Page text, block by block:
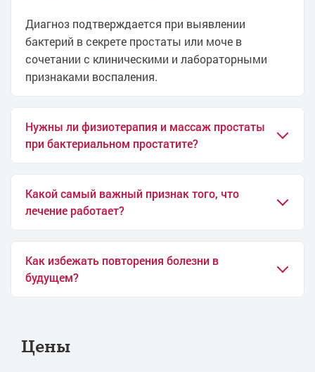
Лечение недержания мочи
Лечение недержания мочи у женщин
Лечение недержания мочи у мужчин
Лечение выделений из полового члена
Биохимия мочи
Лечение везикулита
Лечение ВПЧ у мужчин
Лечение инфекционного простатита
Бужирование цервикального канала
Вакуумное лечение эректильной дисфункции
Замена цистоскопического дренажа
Диагноз подтверждается при выявлении
бактерий в секрете простаты или моче в
сочетании с клиническими и лабораторными
признаками воспаления.
Нужны ли физиотерапия и массаж простаты
при бактериальном простатите?
Какой самый важный признак того, что
лечение работает?
Как избежать повторения болезни в
будущем?
Цены